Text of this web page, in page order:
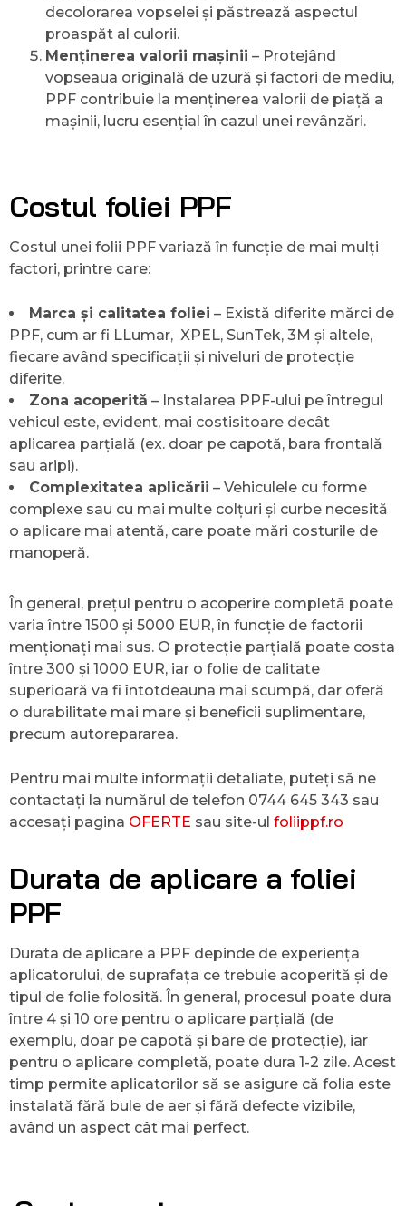
decolorarea vopselei și păstrează aspectul
proaspăt al culorii.
Menținerea valorii mașinii – Protejând
vopseaua originală de uzură și factori de mediu,
PPF contribuie la menținerea valorii de piață a
mașinii, lucru esențial în cazul unei revânzări.
Costul foliei PPF
Costul unei folii PPF variază în funcție de mai mulți
factori, printre care:
Marca și calitatea foliei – Există diferite mărci de
PPF, cum ar fi LLumar, XPEL, SunTek, 3M și altele,
fiecare având specificații și niveluri de protecție
diferite.
Zona acoperită – Instalarea PPF-ului pe întregul
vehicul este, evident, mai costisitoare decât
aplicarea parțială (ex. doar pe capotă, bara frontală
sau aripi).
Complexitatea aplicării – Vehiculele cu forme
complexe sau cu mai multe colțuri și curbe necesită
o aplicare mai atentă, care poate mări costurile de
manoperă.
În general, prețul pentru o acoperire completă poate
varia între 1500 și 5000 EUR, în funcție de factorii
menționați mai sus. O protecție parțială poate costa
între 300 și 1000 EUR, iar o folie de calitate
superioară va fi întotdeauna mai scumpă, dar oferă
o durabilitate mai mare și beneficii suplimentare,
precum autorepararea.
Pentru mai multe informații detaliate, puteți să ne
contactați la numărul de telefon 0744 645 343 sau
accesați pagina OFERTE sau site-ul foliippf.ro
Durata de aplicare a foliei
PPF
Durata de aplicare a PPF depinde de experiența
aplicatorului, de suprafața ce trebuie acoperită și de
tipul de folie folosită. În general, procesul poate dura
între 4 și 10 ore pentru o aplicare parțială (de
exemplu, doar pe capotă și bare de protecție), iar
pentru o aplicare completă, poate dura 1-2 zile. Acest
timp permite aplicatorilor să se asigure că folia este
instalată fără bule de aer și fără defecte vizibile,
având un aspect cât mai perfect.